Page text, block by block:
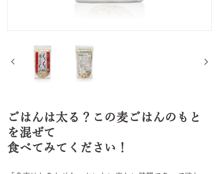
ごはんは太る？この麦ごはんのもと
を混ぜて
食べてみてください！